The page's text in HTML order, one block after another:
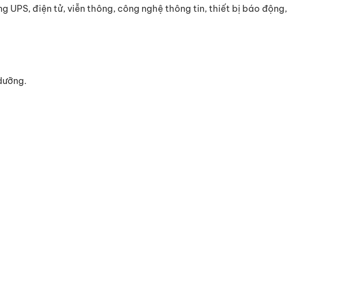
UPS, điện tử, viễn thông, công nghệ thông tin, thiết bị báo động,